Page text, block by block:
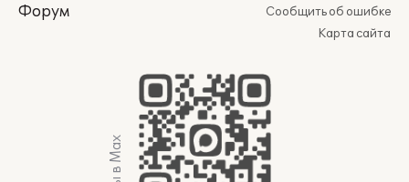
Форум
Сообщить об ошибке
Карта сайта
Мы в Max